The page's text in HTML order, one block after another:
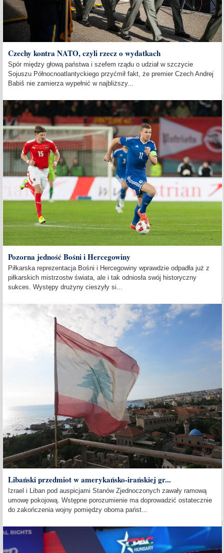
Czechy kontra NATO, czyli rzecz o wydatkach
Spór między głową państwa i szefem rządu o udział w szczycie
Sojuszu Północnoatlantyckiego przyćmił fakt, że premier Czech Andrej
Babiš nie zamierza wypełnić w najbliższy...
Pozorna jedność Bośni i Hercegowiny
Piłkarska reprezentacja Bośni i Hercegowiny wprawdzie odpadła już z
piłkarskich mistrzostw świata, ale i tak odniosła swój historyczny
sukces. Występy drużyny cieszyły si...
Libański przedmiot w amerykańsko-irańskiej gr...
Izrael i Liban pod auspicjami Stanów Zjednoczonych zawały ramową
umowę pokojową. Wstępne porozumienie ma doprowadzić ostatecznie
do zakończenia wojny pomiędzy oboma państ...